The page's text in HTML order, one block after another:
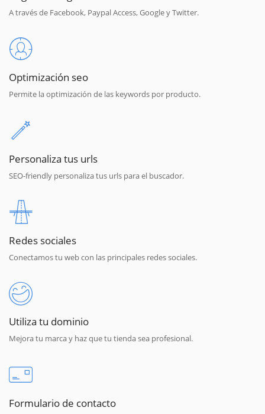
A través de Facebook, Paypal Access, Google y Twitter.
Optimización seo
Permite la optimización de las keywords por producto.
Personaliza tus urls
SEO-friendly personaliza tus urls para el buscador.
Redes sociales
Conectamos tu web con las principales redes sociales.
Utiliza tu dominio
Mejora tu marca y haz que tu tienda sea profesional.
Formulario de contacto